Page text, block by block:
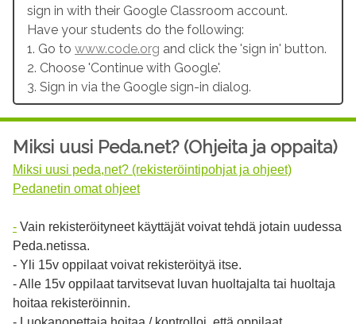
sign in with their Google Classroom account.
Have your students do the following:
1. Go to www.code.org and click the 'sign in' button.
2. Choose 'Continue with Google'.
3. Sign in via the Google sign-in dialog.
Miksi uusi Peda.net? (Ohjeita ja oppaita)
Miksi uusi peda,net? (rekisteröintipohjat ja ohjeet)
Pedanetin omat ohjeet
- Vain rekisteröityneet käyttäjät voivat tehdä jotain uudessa
Peda.netissa.
- Yli 15v oppilaat voivat rekisteröityä itse.
- Alle 15v oppilaat tarvitsevat luvan huoltajalta tai huoltaja
hoitaa rekisteröinnin.